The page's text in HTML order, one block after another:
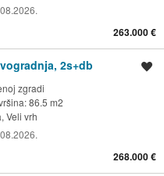
263.000 €
2s+db
zgradi
86.5 m2
Veli vrh
268.000 €